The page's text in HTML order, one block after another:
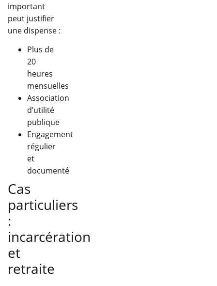
important
peut justifier
une dispense :
Plus de
20
heures
mensuelles
Association
d’utilité
publique
Engagement
régulier
et
documenté
Cas
particuliers
:
incarcération
et
retraite